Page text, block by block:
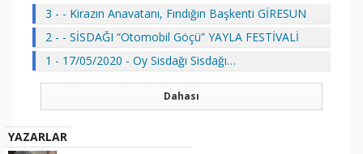
3 - - Kirazın Anavatanı, Fındığın Başkenti GİRESUN
2 - - SİSDAĞI “Otomobil Göçü” YAYLA FESTİVALİ
1 - 17/05/2020 - Oy Sisdağı Sisdağı…
Dahası
YAZARLAR